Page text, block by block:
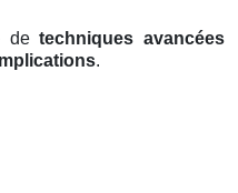
detechniques avancées
.